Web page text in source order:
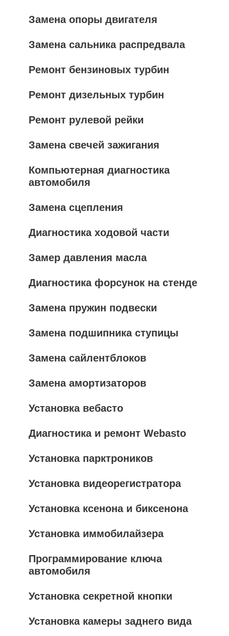
Замена опоры двигателя
Замена сальника распредвала
Ремонт бензиновых турбин
Ремонт дизельных турбин
Ремонт рулевой рейки
Замена свечей зажигания
Компьютерная диагностика
автомобиля
Замена сцепления
Диагностика ходовой части
Замер давления масла
Диагностика форсунок на стенде
Замена пружин подвески
Замена подшипника ступицы
Замена сайлентблоков
Замена амортизаторов
Установка вебасто
Диагностика и ремонт Webasto
Установка парктроников
Установка видеорегистратора
Установка ксенона и биксенона
Установка иммобилайзера
Программирование ключа
автомобиля
Установка секретной кнопки
Установка камеры заднего вида